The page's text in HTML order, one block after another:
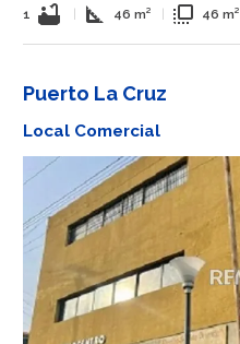
1 bathtub square_foot 46 m² flip_to_front 46 m²
Puerto La Cruz
Local Comercial